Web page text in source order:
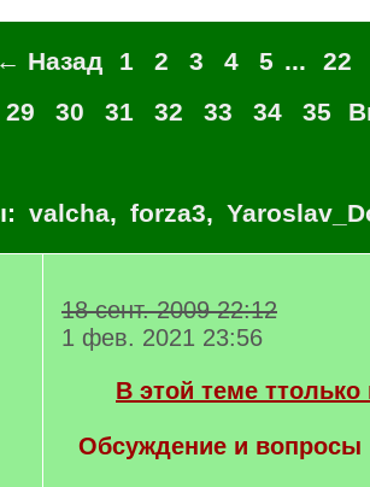
← Назад 1 2 3 4 5 ...
22
29 30 31 32 33 34 35
valcha, forza3,
18 сент. 2009 22:12
1 фев. 2021 23:56
В этой теме
Обсуждение и вопросы